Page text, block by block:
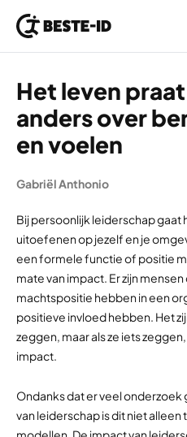
Het leven
anders over
en voelen
Gabriël Anthonio
Bij persoonlijk leiderschap gaat
uitoefenen op jezelf en je
een formele functie of positie
mate van impact. Er zijn
machtspositie hebben in een
positieve invloed hebben. Het
zeggen, maar als ze iets
impact.
Ondanks dat er veel
van leiderschap is dit niet